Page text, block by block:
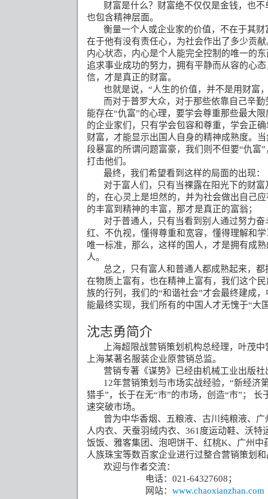
财富是什么？财富绝不仅仅是金钱，也
也包含精神层面。
衡量一个人或企业家的价值，不在于其
在于他有没有责任心，为社会作出了多少贡
内心状态，内心是个人能完全控制的唯一的
追求事业成功的努力，拥有平静而从容的心
信，才是真正的财富。
也就是说， “人生的价值，并不是用财富
而对于普罗大众，对于那些依靠自己辛
能存在“仇富”的心理，要学会尊重那些最大
的企业家们，只有学会包容和尊重，学会正
财富，才能显示出国人自身的精神成熟度。
段暴富的所谓问题富豪，我们则不但要“仇富
打击他们。
最终，我们希望看到这样的局面的出现：
对于富人们，只有当裸露在阳光下的财
的，在心灵上是坦然的，并为社会做出自己
的丰富到精神的丰富，那才是真正的富翁；
对于普通人，只有当看到别人通过努力
红、不仇视，懂得尊重和宽容，懂得理解和
唯一标准，那么，这样的国人，才是拥有成
人。
总之，只有富人和普通人都成熟起来，
在物质上富有，也在精神上富有，我们这个
族的行列，我们的“和谐社会”才会最终建成
能最终实现，我们所有的中国人才无愧于“大
沈志勇简介
上海超限战营销策划机构总经理，叶茂
上海某著名服装企业原营销总监。
营销专著《谋势》已经由机械工业出版社
12年营销策划与市场实战经验，“新经济
猎手”，长于在无“市”的市场，创造“市”；
长
速突破市场。
曾为中华香烟、五粮液、古川纯粮液、
人内衣、天蚕羽绒内衣、 361 度运动鞋、沃特
饭饭、雅客集团、泡吧饼干、红桃K、广州中
人族珠宝等数百家企业进行过整合营销策划
欢迎与作者交流：
电话： 021-64327608；
网站： www.chaoxianzhan.com